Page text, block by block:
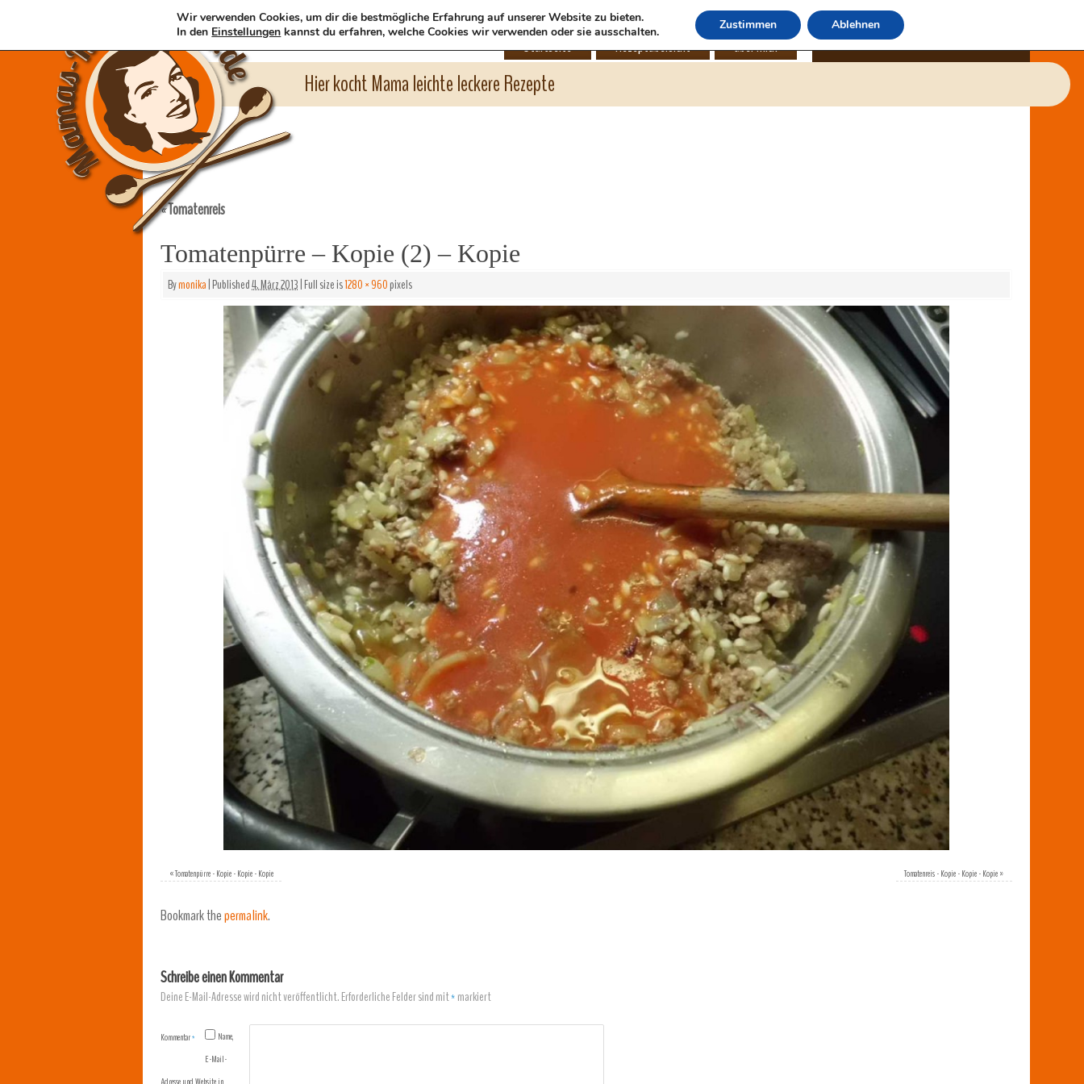
Hier kocht Mama leichte leckere Rezepte
Startseite Rezeptübersicht über mich
«Tomatenreis
Tomatenpürre – Kopie (2) – Kopie
Bymonika|Published4. März 2013|Full size is1280 × 960pixels
«Tomatenpürre - Kopie - Kopie - Kopie Tomatenreis - Kopie - Kopie - Kopie»
Bookmark thepermalink.
Schreibe einen Kommentar
Deine E-Mail-Adresse wird nicht veröffentlicht.Erforderliche Felder sind mit*markiert
Kommentar*
Name,
E-Mail-
Wir verwenden Cookies, um dir die bestmögliche Erfahrung auf unserer Website zu bieten.
In den Einstellungen kannst du erfahren, welche Cookies wir verwenden oder sie ausschalten. Zustimmen Ablehnen